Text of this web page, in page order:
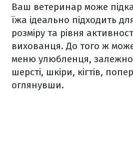
Ваш ветеринар може
їжа ідеально підходить
розміру та рівня
вихованця. До того ж
меню улюбленця, залежно
шерсті, шкіри, кігтів,
оглянувши.